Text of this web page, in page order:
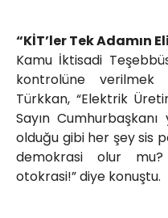
“KİT’ler Tek Adamın
Kamu İktisadi
kontrolüne
Türkkan, “Elektrik
Sayın
olduğu gibi her şey sis
demokrasi olur
otokrasi!” diye konuştu.